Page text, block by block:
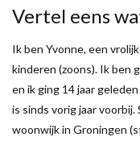
Vertel eens
Ik ben Yvonne, een
kinderen (zoons). Ik ben
en ik ging 14 jaar
is sinds vorig jaar
woonwijk in Groningen